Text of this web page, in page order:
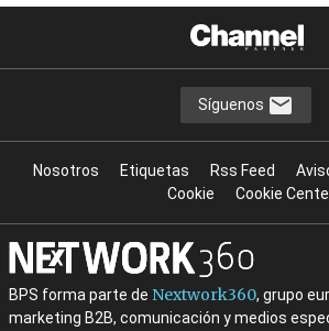
Síguenos
Nosotros Etiquetas Rss Feed
Cookie
Cookie
BPS forma parte de Nextwork360, grupo
marketing B2B, comunicación y medios